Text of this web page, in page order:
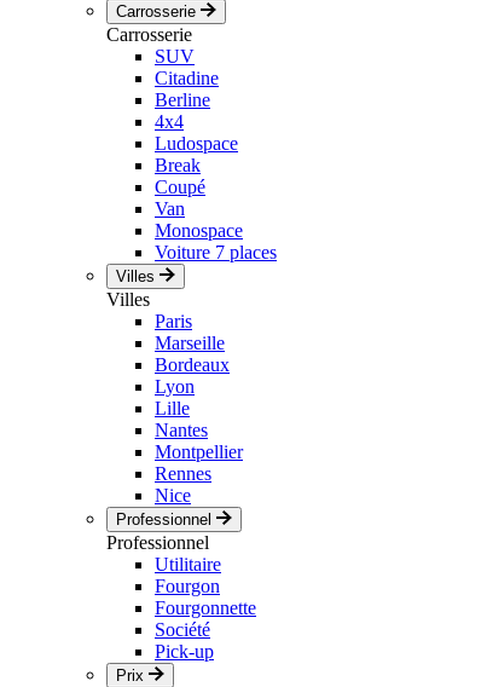
Carrosserie
Carrosserie
SUV
Citadine
Berline
4x4
Ludospace
Break
Coupé
Van
Monospace
Voiture 7 places
Villes
Villes
Paris
Marseille
Bordeaux
Lyon
Lille
Nantes
Montpellier
Rennes
Nice
Professionnel
Professionnel
Utilitaire
Fourgon
Fourgonnette
Société
Pick-up
Prix